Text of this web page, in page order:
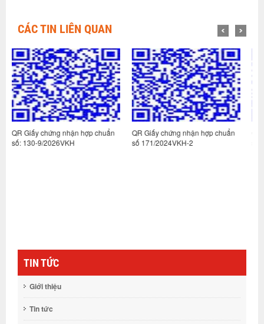
CÁC TIN LIÊN QUAN
chuẩn
QR Giấy chứng nhận hợp chuẩn
số 171/2024VKH-2
QR Giấy chứng nhận hợp
số: 100-3/2026VKH
TIN TỨC
Giới thiệu
Tin tức